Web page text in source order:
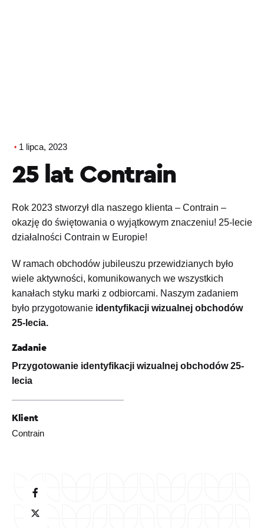
1 lipca, 2023
25 lat Contrain
Rok 2023 stworzył dla naszego klienta – Contrain –
okazję do świętowania o wyjątkowym znaczeniu! 25-lecie
działalności Contrain w Europie!
W ramach obchodów jubileuszu przewidzianych było
wiele aktywności, komunikowanych we wszystkich
kanałach styku marki z odbiorcami. Naszym zadaniem
było przygotowanie identyfikacji wizualnej obchodów
25-lecia.
Zadanie
Przygotowanie identyfikacji wizualnej obchodów 25-
lecia
Klient
Contrain